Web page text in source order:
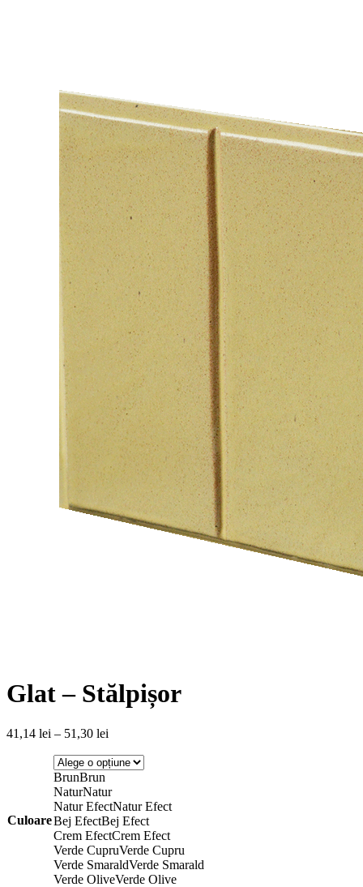
Glat – Stălpișor
41,14 lei – 51,30 lei
Culoare
BrunBrun
NaturNatur
Natur EfectNatur Efect
Bej EfectBej Efect
Crem EfectCrem Efect
Verde CupruVerde Cupru
Verde SmaraldVerde Smarald
Verde OliveVerde Olive